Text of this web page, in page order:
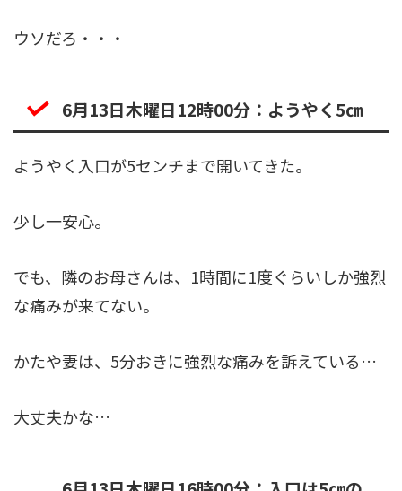
ウソだろ・・・
6月13日木曜日12時00分：ようやく5㎝
ようやく入口が5センチまで開いてきた。
少し一安心。
でも、隣のお母さんは、1時間に1度ぐらいしか強烈
な痛みが来てない。
かたや妻は、5分おきに強烈な痛みを訴えている…
大丈夫かな…